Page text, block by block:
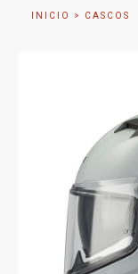
INICIO > CASCOS